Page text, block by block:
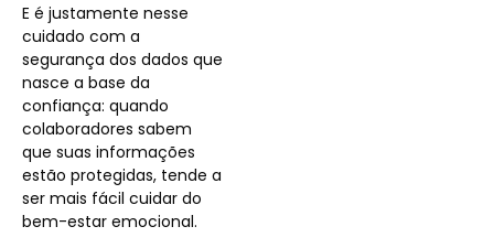
E é justamente nesse
cuidado com a
segurança dos dados que
nasce a base da
confiança: quando
colaboradores sabem
que suas informações
estão protegidas, tende a
ser mais fácil cuidar do
bem-estar emocional.